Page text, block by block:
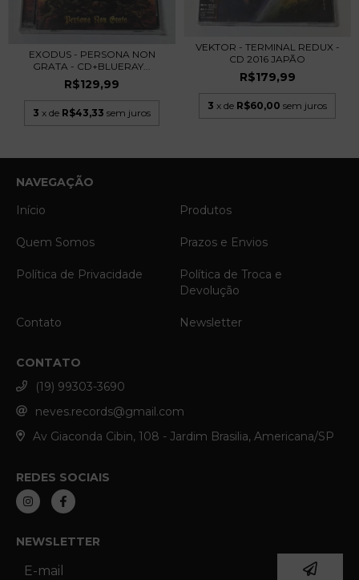
EXODUS - PERSONA NON
GRATA - CD+BLUERAY...
R$129,99
3 x de R$43,33 sem juros
VEKTOR - TERMINAL REDUX -
CD 2016 JAPÃO
R$179,99
3 x de R$60,00 sem juros
NAVEGAÇÃO
Início
Produtos
Quem Somos Prazos e Envios
Política de Privacidade
Política de Troca e
Devolução
Contato Newsletter
CONTATO
(19) 99303-3690
neves.records@gmail.com
Av Giaconda Cibin, 108 - Jardim Brasilia, Americana/SP
REDES SOCIAIS
NEWSLETTER